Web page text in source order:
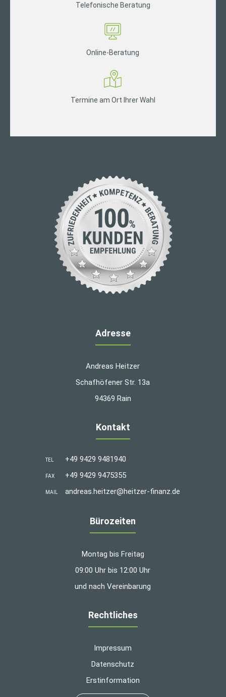
Telefonische Beratung
Online-Beratung
Termine am Ort Ihrer Wahl
Adresse
Andreas Heitzer
Schafhöfener Str. 13a
94369 Rain
Kontakt
TEL +49 9429 9481940
FAX +49 9429 9475355
MAIL andreas.heitzer@heitzer-finanz.de
Bürozeiten
Montag bis Freitag
09:00 Uhr bis 12:00 Uhr
und nach Vereinbarung
Rechtliches
Impressum
Datenschutz
Erstinformation